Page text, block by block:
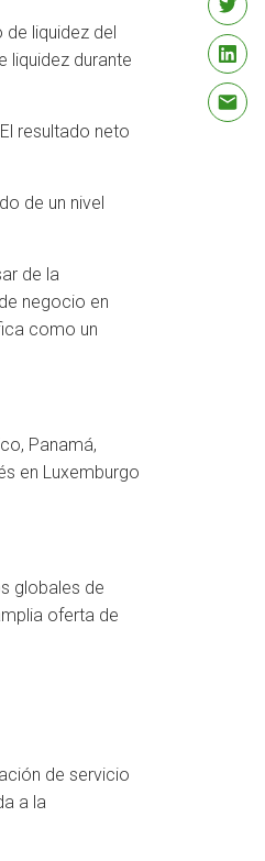
de liquidez del
liquidez durante
resultado neto
de un nivel
de la
negocio en
como un
Panamá,
en Luxemburgo
globales de
oferta de
de servicio
a la